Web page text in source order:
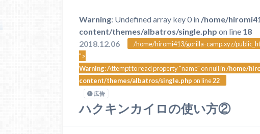
Warning: Undefined array key 0 in /home/
content/themes/albatros/single.php on line 18
2018.12.06
/home/hiromi413/gorilla-camp.xyz/
">
Warning: Attempt to read property "name" on null in/home/
content/themes/albatros/single.phpon line22
広告
ハクキンカイロの使い方②